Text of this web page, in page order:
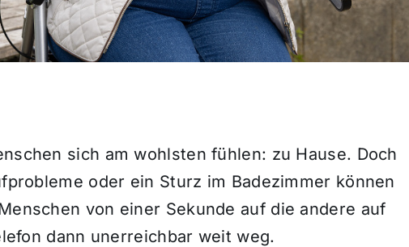
sich am wohlsten fühlen: zu Hause. Doch
oder ein Sturz im Badezimmer können
von einer Sekunde auf die andere auf
dann unerreichbar weit weg.